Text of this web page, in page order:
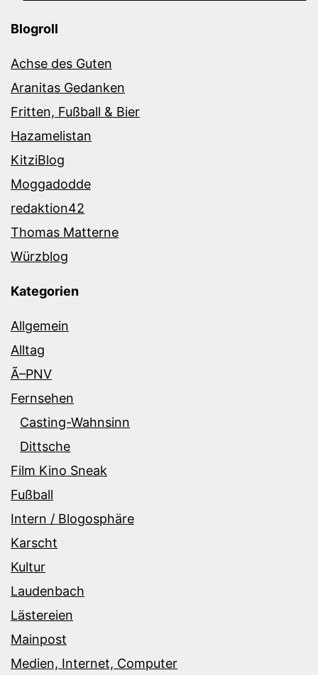
Blogroll
Achse des Guten
Aranitas Gedanken
Fritten, Fußball & Bier
Hazamelistan
KitziBlog
Moggadodde
redaktion42
Thomas Matterne
Würzblog
Kategorien
Allgemein
Alltag
Ã–PNV
Fernsehen
Casting-Wahnsinn
Dittsche
Film Kino Sneak
Fußball
Intern / Blogosphäre
Karscht
Kultur
Laudenbach
Lästereien
Mainpost
Medien, Internet, Computer